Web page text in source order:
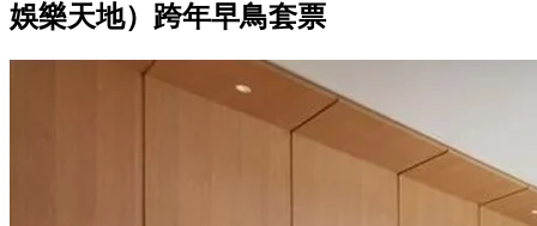
娛樂天地）跨年早鳥套票